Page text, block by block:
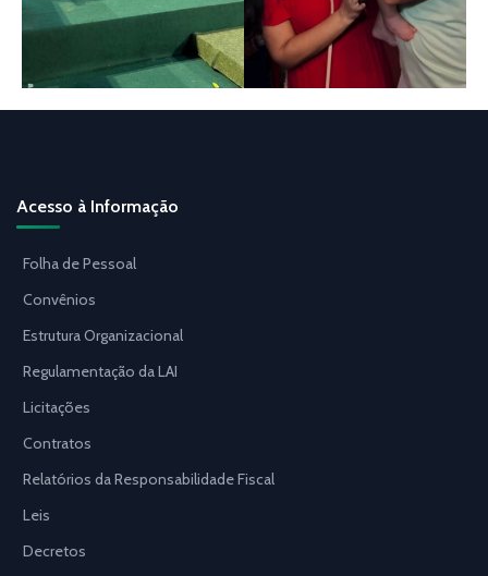
Acesso à Informação
Folha de Pessoal
Convênios
Estrutura Organizacional
Regulamentação da LAI
Licitações
Contratos
Relatórios da Responsabilidade Fiscal
Leis
Decretos